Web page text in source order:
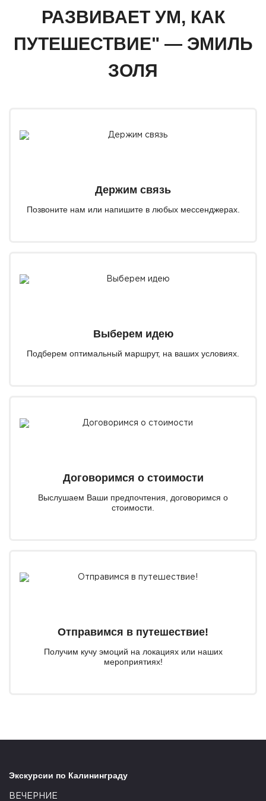
РАЗВИВАЕТ УМ, КАК
ПУТЕШЕСТВИЕ" — ЭМИЛЬ
ЗОЛЯ
Держим связь
Позвоните нам или напишите в любых мессенджерах.
Выберем идею
Подберем оптимальный маршрут, на ваших условиях.
Договоримся о стоимости
Выслушаем Ваши предпочтения, договоримся о
стоимости.
Отправимся в путешествие!
Получим кучу эмоций на локациях или наших
мероприятиях!
Экскурсии по Калининграду
ВЕЧЕРНИЕ